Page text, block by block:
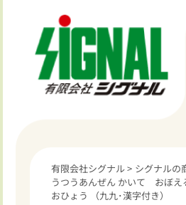
有限会社シグナル> シグナルの
うつうあんぜん かいて おぼ
おひょう （九九･漢字付き）